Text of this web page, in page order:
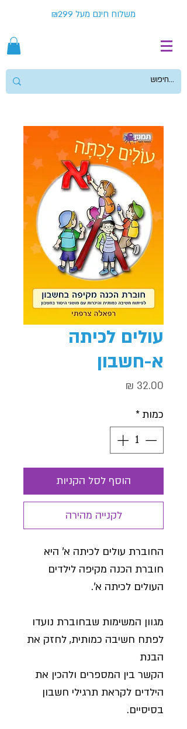
משלוח חינם מעל ₪299
עולים לכיתה
א-חשבון
כמות*
הוסף לסל הקניות
לקנייה מהירה
החוברת עולים לכיתה א' היא
חוברת הכנה מקיפה לילדים
העולים לכיתה א'.
מגוון המשימות שבחוברת נועדו
לפתח חשיבה כמותית, לחזק את
הבנת
הקשר בין המספרים ולהכין את
הילדים לקראת תרגילי חשבון
בסיסיים.